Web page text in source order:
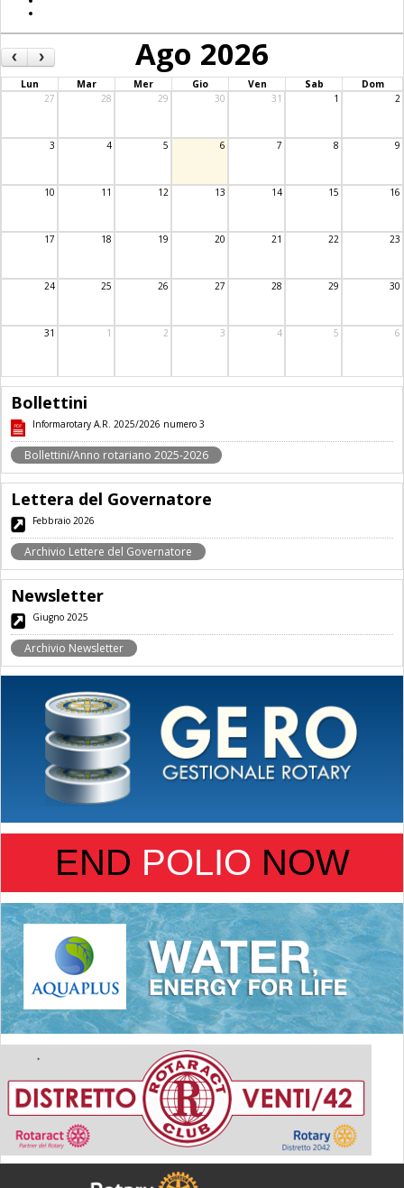
‹ › Ago 2026
Lun Mar Mer Gio Ven Sab
Dom
27
28 29 30 31 1 2
3 4 5 6 7 8 9
10 11 12 13 14 15 16
17 18 19 20 21 22 23
24 25 26 27 28 29 30
31 1 2 3 4 5 6
Bollettini
Informarotary A.R. 2025/2026 numero 3
Bollettini/Anno rotariano 2025-2026
Lettera del Governatore
Febbraio 2026
Archivio Lettere del Governatore
Newsletter
Giugno 2025
Archivio Newsletter
END POLIO NOW